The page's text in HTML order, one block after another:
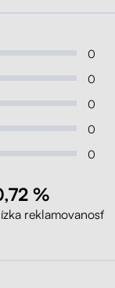
0
0
0
0
0
%
reklamovanosť